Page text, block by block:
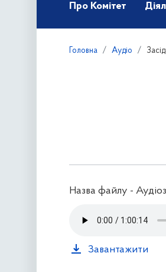
Про Комітет
Головна Аудіо
Назва файлу -
Завантажити